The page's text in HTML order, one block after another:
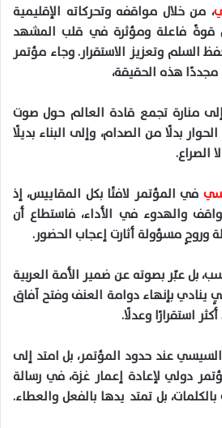
، من خلال مواقفه وتحركاته الإقليمية
قوةً فاعلة ومؤثرة في قلب المشهد
السلم وتعزيز الاستقرار. وجاء مؤتمر
هذه الحقيقة،
منارة تجمع قادة العالم حول صوت
بدلًا من الصدام، وإلى البناء بديلًا
الصراع.
في المؤتمر لافتًا بكل المقاييس، إذ
والهدوء في الأداء، فاستطاع أن
وروحٍ مسؤولة أثارت إعجاب الحضور.
بل عبّر بصوته عن ضمير الأمة العربية
ينادي بإنهاء دوامة العنف وفتح آفاق
استقرارًا وعدلًا.
عند حدود المؤتمر، بل امتد إلى
دولي لإعادة إعمار غزة، في رسالة
بل تمتد يدها بالفعل والعطاء.